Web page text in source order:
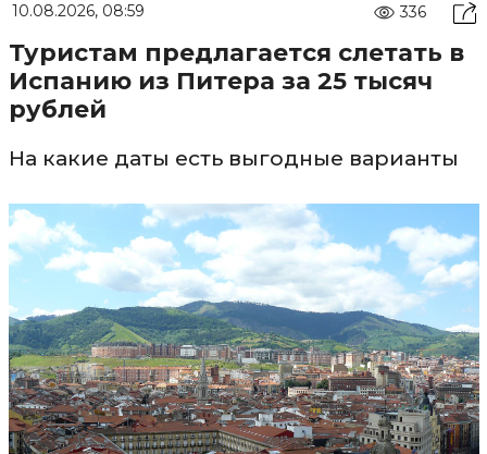
10.08.2026, 08:59 336
Туристам предлагается слетать в
Испанию из Питера за 25 тысяч
рублей
На какие даты есть выгодные варианты